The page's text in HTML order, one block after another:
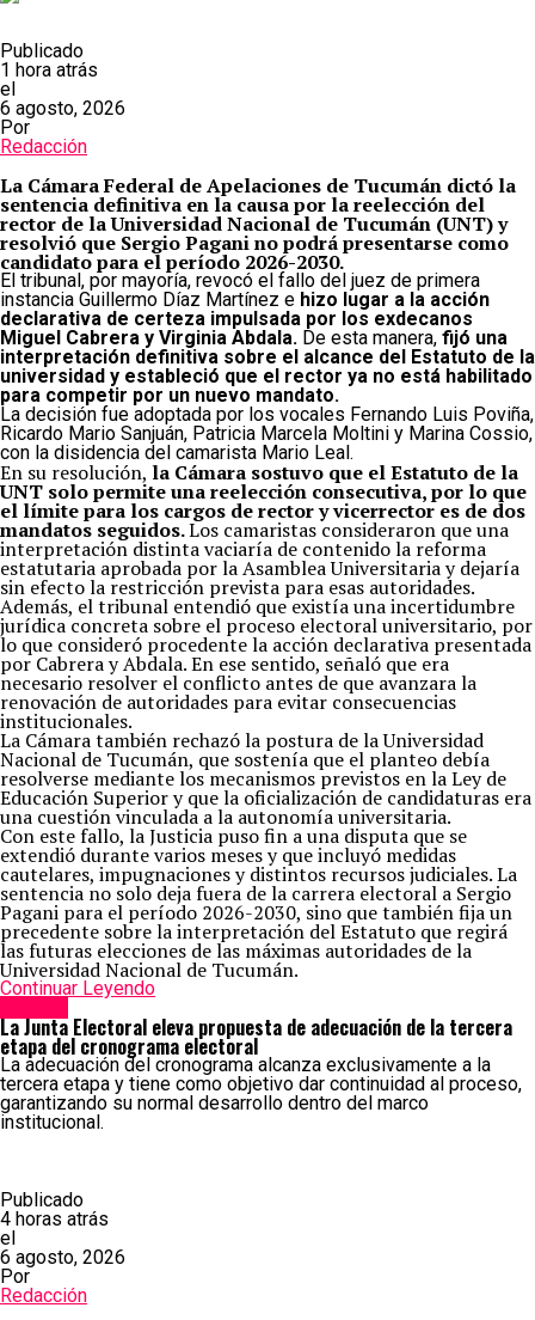
Publicado
1 hora atrás
el
6 agosto, 2026
Por
Redacción
La Cámara Federal de Apelaciones de Tucumán dictó la
sentencia definitiva en la causa por la reelección del
rector de la Universidad Nacional de Tucumán (UNT) y
resolvió que Sergio Pagani no podrá presentarse como
candidato para el período 2026-2030.
El tribunal, por mayoría, revocó el fallo del juez de primera
instancia Guillermo Díaz Martínez e hizo lugar a la acción
declarativa de certeza impulsada por los exdecanos
Miguel Cabrera y Virginia Abdala. De esta manera, fijó una
interpretación definitiva sobre el alcance del Estatuto de la
universidad y estableció que el rector ya no está habilitado
para competir por un nuevo mandato.
La decisión fue adoptada por los vocales Fernando Luis Poviña,
Ricardo Mario Sanjuán, Patricia Marcela Moltini y Marina Cossio,
con la disidencia del camarista Mario Leal.
En su resolución, la Cámara sostuvo que el Estatuto de la
UNT solo permite una reelección consecutiva, por lo que
el límite para los cargos de rector y vicerrector es de dos
mandatos seguidos.Los camaristas consideraron que una
interpretación distinta vaciaría de contenido la reforma
estatutaria aprobada por la Asamblea Universitaria y dejaría
sin efecto la restricción prevista para esas autoridades.
Además, el tribunal entendió que existía una incertidumbre
jurídica concreta sobre el proceso electoral universitario, por
lo que consideró procedente la acción declarativa presentada
por Cabrera y Abdala. En ese sentido, señaló que era
necesario resolver el conflicto antes de que avanzara la
renovación de autoridades para evitar consecuencias
institucionales.
La Cámara también rechazó la postura de la Universidad
Nacional de Tucumán, que sostenía que el planteo debía
resolverse mediante los mecanismos previstos en la Ley de
Educación Superior y que la oficialización de candidaturas era
una cuestión vinculada a la autonomía universitaria.
Con este fallo, la Justicia puso fin a una disputa que se
extendió durante varios meses y que incluyó medidas
cautelares, impugnaciones y distintos recursos judiciales. La
sentencia no solo deja fuera de la carrera electoral a Sergio
Pagani para el período 2026-2030, sino que también fija un
precedente sobre la interpretación del Estatuto que regirá
las futuras elecciones de las máximas autoridades de la
Universidad Nacional de Tucumán.
Continuar Leyendo
La Junta Electoral eleva propuesta de adecuación de la tercera
etapa del cronograma electoral
La adecuación del cronograma alcanza exclusivamente a la
tercera etapa y tiene como objetivo dar continuidad al proceso,
garantizando su normal desarrollo dentro del marco
institucional.
Publicado
4 horas atrás
el
6 agosto, 2026
Por
Redacción